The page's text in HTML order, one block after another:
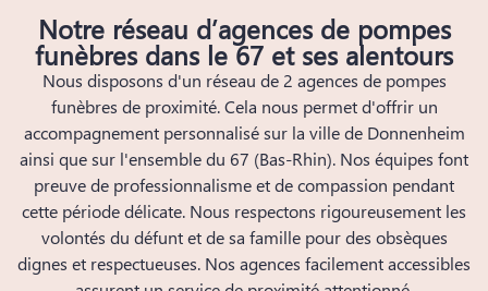
Notre réseau d’agences de pompes
funèbres dans le 67 et ses alentours
Nous disposons d'un réseau de 2 agences de pompes
funèbres de proximité. Cela nous permet d'offrir un
accompagnement personnalisé sur la ville de Donnenheim
ainsi que sur l'ensemble du 67 (Bas-Rhin). Nos équipes font
preuve de professionnalisme et de compassion pendant
cette période délicate. Nous respectons rigoureusement les
volontés du défunt et de sa famille pour des obsèques
dignes et respectueuses. Nos agences facilement accessibles